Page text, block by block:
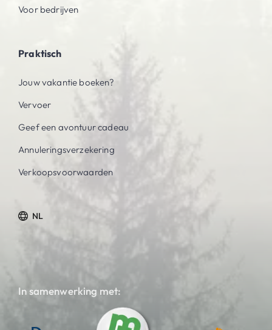
Voor bedrijven
Praktisch
Jouw vakantie boeken?
Vervoer
Geef een avontuur cadeau
Annuleringsverzekering
Verkoopsvoorwaarden
NL
In samenwerking met: